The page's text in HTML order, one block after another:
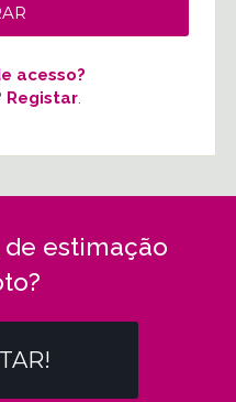
acesso?
Registar.
estimação